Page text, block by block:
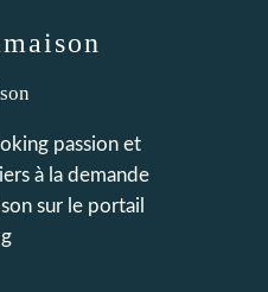
passion et
à la demande
sur le portail